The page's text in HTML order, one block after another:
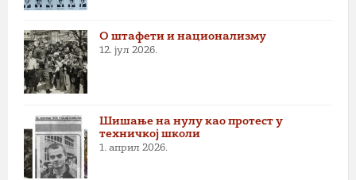
О штафети и национализму
12. јул 2026.
Шишање на нулу као протест у
техничкој школи
1. април 2026.